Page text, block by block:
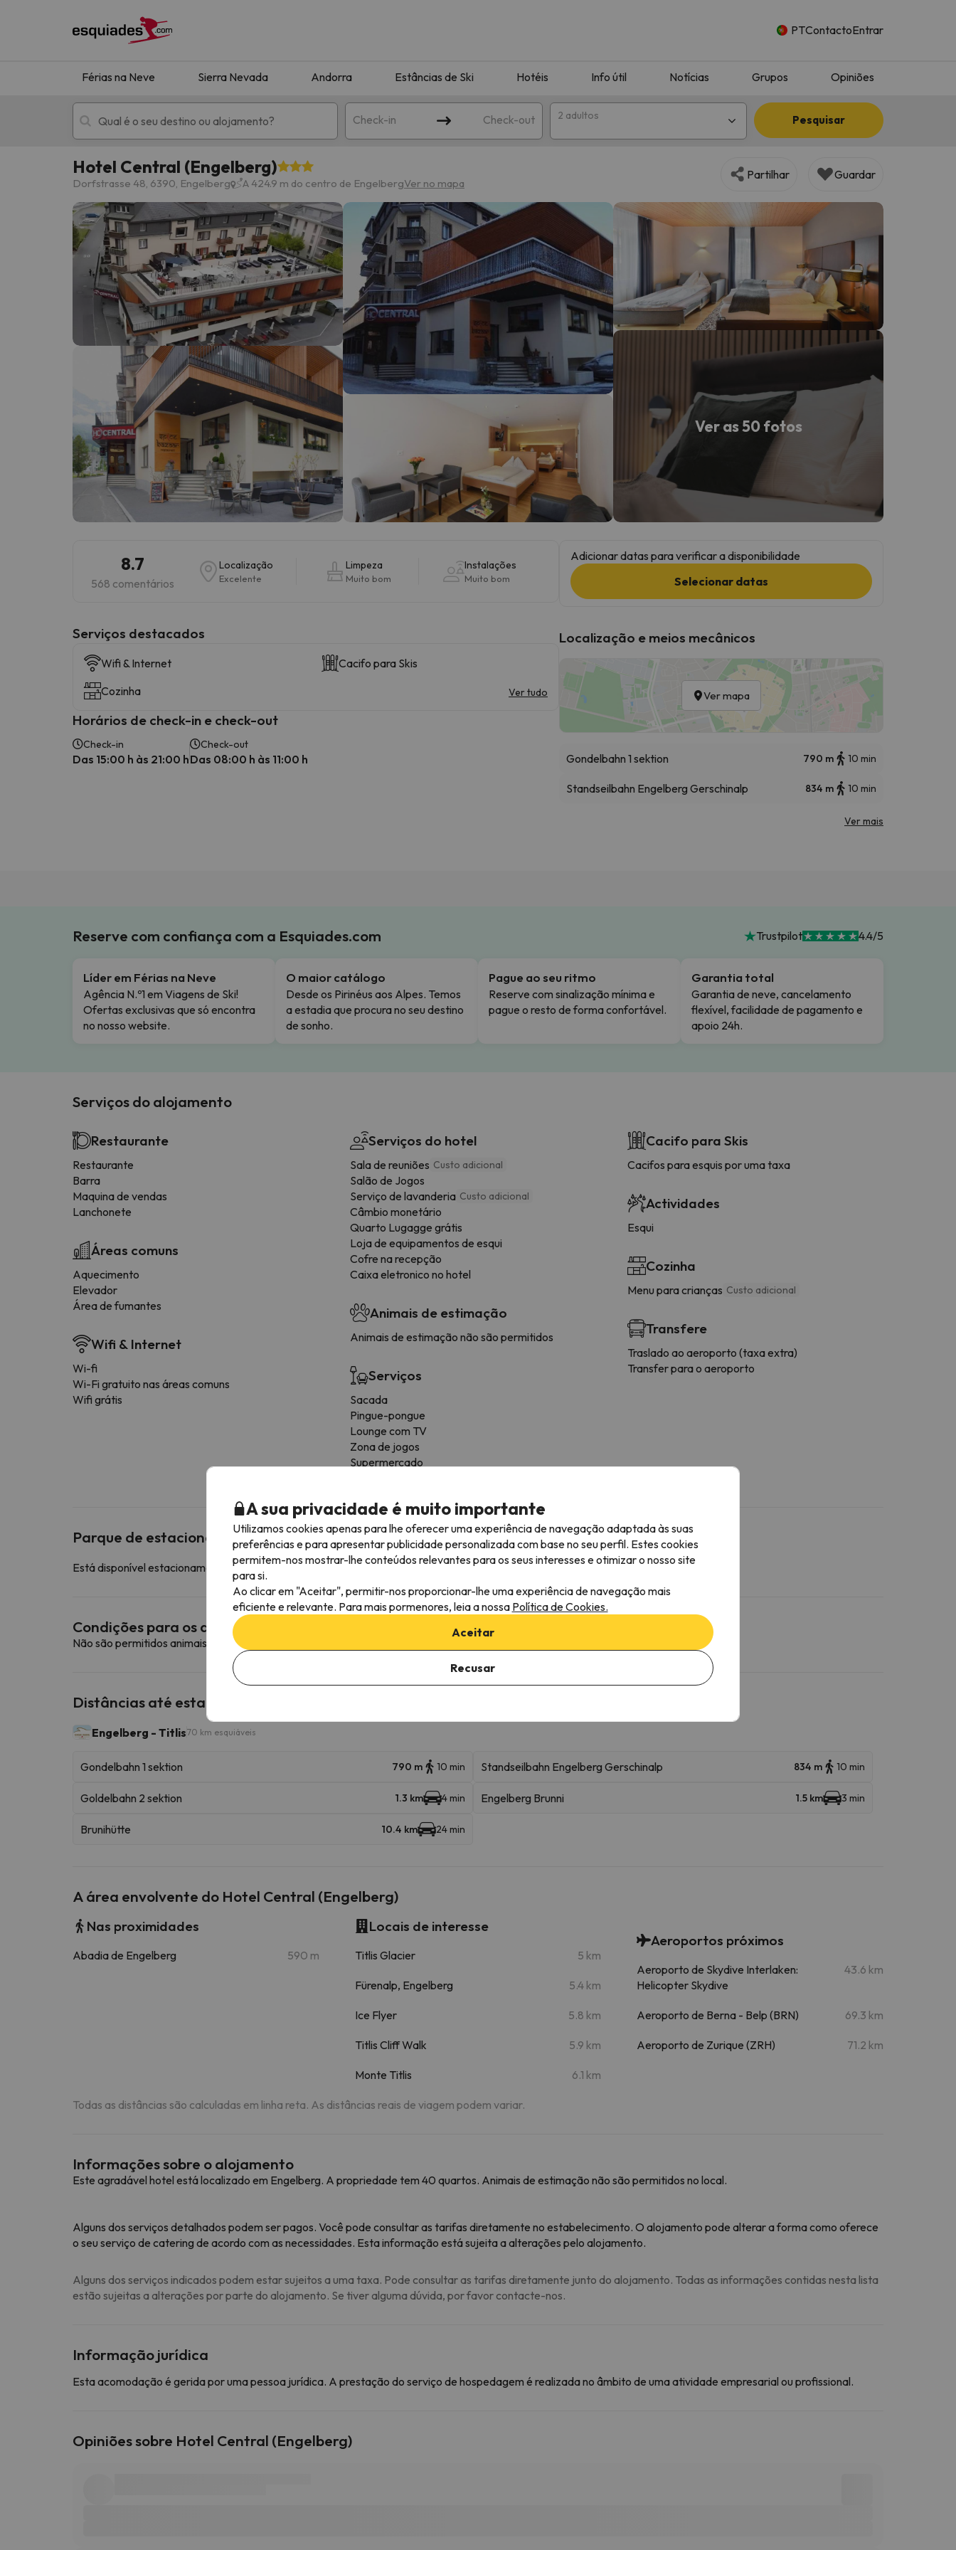
PTContactoEntrar
Férias na Neve Sierra Nevada Andorra Estâncias de Ski Hotéis Info útil Notícias Grupos Opiniões
Check-in Check-out 2 adultos Pesquisar
Férias na neve Hotéis de montanha
Oops, não encontramos nenhum resultado que corresponda à sua pesquisa. Tente modificar o destino.
Bem, parece que o nosso Seeker perdeu o seu caminho. Assim que encontrar a sua bússola, estará de volta.
Hotel Central (Engelberg)
Dorfstrasse 48, 6390, Engelberg A 424.9 m do centro de EngelbergVer no mapa
Partilhar Guardar
Ver as 50 fotos
8.7
568 comentários
Localização
Excelente
Limpeza
Muito bom
Instalações
Muito bom
Serviços destacados
Wifi & Internet
Cacifo para Skis
Cozinha
Ver tudo
Horários de check-in e check-out
Check-in
Das 15:00 h às 21:00 h
Check-out
Das 08:00 h às 11:00 h
Adicionar datas para verificar a disponibilidade
Selecionar datas
Localização e meios mecânicos
Ver mapa
Gondelbahn 1 sektion 790 m 10 min
Standseilbahn Engelberg Gerschinalp 834 m 10 min
Ver mais
Reserve com confiança com a Esquiades.com Trustpilot 4.4/5
Líder em Férias na Neve
Agência N.º1 em Viagens de Ski!
Ofertas exclusivas que só encontra
no nosso website.
O maior catálogo
Desde os Pirinéus aos Alpes. Temos
a estadia que procura no seu destino
de sonho.
Pague ao seu ritmo
Reserve com sinalização mínima e
pague o resto de forma confortável.
Garantia total
Garantia de neve, cancelamento
flexível, facilidade de pagamento e
apoio 24h.
Serviços do alojamento
Restaurante
Restaurante
Barra
Maquina de vendas
Lanchonete
Áreas comuns
Aquecimento
Elevador
Área de fumantes
Wifi & Internet
Wi-fi
Wi-Fi gratuito nas áreas comuns
Wifi grátis
Serviços do hotel
Sala de reuniões Custo adicional
Salão de Jogos
Serviço de lavanderia Custo adicional
Câmbio monetário
Quarto Lugagge grátis
Loja de equipamentos de esqui
Cofre na recepção
Caixa eletronico no hotel
Animais de estimação
Animais de estimação não são permitidos
Serviços
Sacada
Pingue-pongue
Lounge com TV
Zona de jogos
Supermercado
Cacifo para Skis
Cacifos para esquis por uma taxa
Actividades
Esqui
Cozinha
Menu para crianças Custo adicional
Transfere
Traslado ao aeroporto (taxa extra)
Transfer para o aeroporto
Parque de estacionamento
Está disponível estacionamento pago nas imediações do alojamento.
Condições para os animais de estimação
Não são permitidos animais de estimação neste alojamento.
Distâncias até estações de esqui próximas
Engelberg - Titlis70 km esquiáveis
Gondelbahn 1 sektion 790 m 10 min Standseilbahn Engelberg Gerschinalp 834 m 10 min
Goldelbahn 2 sektion 1.3 km 4 min Engelberg Brunni 1.5 km 3 min
Brunihütte 10.4 km 24 min
A área envolvente do Hotel Central (Engelberg)
Nas proximidades
Abadia de Engelberg 590 m
Locais de interesse
Titlis Glacier 5 km
Fürenalp, Engelberg 5.4 km
Ice Flyer 5.8 km
Titlis Cliff Walk 5.9 km
Monte Titlis 6.1 km
Aeroportos próximos
Aeroporto de Skydive Interlaken:
Helicopter Skydive
43.6 km
Aeroporto de Berna - Belp (BRN) 69.3 km
Aeroporto de Zurique (ZRH) 71.2 km
Todas as distâncias são calculadas em linha reta. As distâncias reais de viagem podem variar.
Informações sobre o alojamento
Este agradável hotel está localizado em Engelberg. A propriedade tem 40 quartos. Animais de estimação não são permitidos no local.
Alguns dos serviços detalhados podem ser pagos. Você pode consultar as tarifas diretamente no estabelecimento. O alojamento pode alterar a forma como oferece
o seu serviço de catering de acordo com as necessidades. Esta informação está sujeita a alterações pelo alojamento.
Alguns dos serviços indicados podem estar sujeitos a uma taxa. Pode consultar as tarifas diretamente junto do alojamento. Todas as informações contidas nesta lista
estão sujeitas a alterações por parte do alojamento. Se tiver alguma dúvida, por favor contacte-nos.
Informação jurídica
Esta acomodação é gerida por uma pessoa jurídica. A prestação do serviço de hospedagem é realizada no âmbito de uma atividade empresarial ou profissional.
Opiniões sobre Hotel Central (Engelberg)
A sua privacidade é muito importante
Utilizamos cookies apenas para lhe oferecer uma experiência de navegação adaptada às suas
preferências e para apresentar publicidade personalizada com base no seu perfil. Estes cookies
permitem-nos mostrar-lhe conteúdos relevantes para os seus interesses e otimizar o nosso site
para si.
Ao clicar em "Aceitar", permitir-nos proporcionar-lhe uma experiência de navegação mais
eficiente e relevante. Para mais pormenores, leia a nossa Política de Cookies.
Aceitar
Recusar